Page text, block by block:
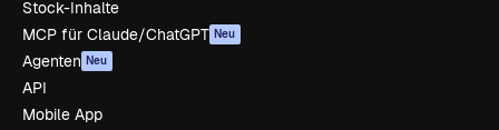
Stock-Inhalte
MCP für Claude/ChatGPT Neu
Agenten Neu
API
Mobile App